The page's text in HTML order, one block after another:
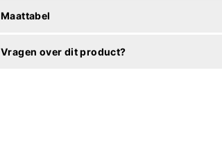
Maattabel
Vragen over dit product?